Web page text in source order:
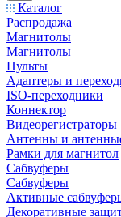
Каталог
Распродажа
Магнитолы
Магнитолы
Пульты
Адаптеры и
ISO-переходники
Коннектор
Видеорегистраторы
Антенны и
Рамки для магнитол
Сабвуферы
Сабвуферы
Активные
Декоративные